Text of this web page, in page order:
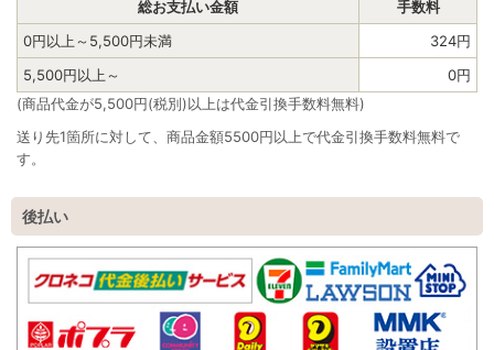
総お支払い金額
手数料
0円以上～5,500円未満 324円
5,500円以上～ 0円
(商品代金が5,500円(税別)以上は代金引換手数料無料)
送り先1箇所に対して、商品金額5500円以上で代金引換手数料無料で
す。
後払い